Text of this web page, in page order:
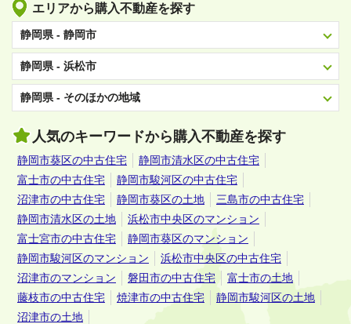
エリアから購入不動産を探す
静岡県 - 静岡市
静岡県 - 浜松市
静岡県 - そのほかの地域
人気のキーワードから購入不動産を探す
静岡市葵区の中古住宅
静岡市清水区の中古住宅
富士市の中古住宅
静岡市駿河区の中古住宅
沼津市の中古住宅
静岡市葵区の土地
三島市の中古住宅
静岡市清水区の土地
浜松市中央区のマンション
富士宮市の中古住宅
静岡市葵区のマンション
静岡市駿河区のマンション
浜松市中央区の中古住宅
沼津市のマンション
磐田市の中古住宅
富士市の土地
藤枝市の中古住宅
焼津市の中古住宅
静岡市駿河区の土地
沼津市の土地